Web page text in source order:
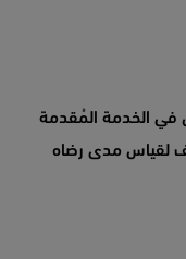
في الخدمة المُقدمة
لقياس مدى رضاه